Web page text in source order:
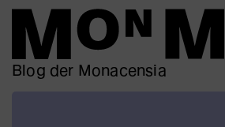
Blog der Monacensia